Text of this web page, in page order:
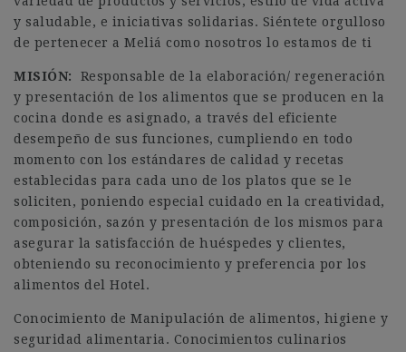
y saludable, e iniciativas solidarias. Siéntete orgulloso
de pertenecer a Meliá como nosotros lo estamos de ti
MISIÓN:
Responsable de la elaboración/ regeneración
y presentación de los alimentos que se producen en la
cocina donde es asignado, a través del eficiente
desempeño de sus funciones, cumpliendo en todo
momento con los estándares de calidad y recetas
establecidas para cada uno de los platos que se le
soliciten, poniendo especial cuidado en la creatividad,
composición, sazón y presentación de los mismos para
asegurar la satisfacción de huéspedes y clientes,
obteniendo su reconocimiento y preferencia por los
alimentos del Hotel.
Conocimiento de Manipulación de alimentos, higiene y
seguridad alimentaria. Conocimientos culinarios